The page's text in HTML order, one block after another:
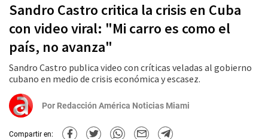
Sandro Castro critica la crisis en Cuba
con video viral: "Mi carro es como el
país, no avanza"
Sandro Castro publica video con críticas veladas al gobierno
cubano en medio de crisis económica y escasez.
Por Redacción América Noticias Miami
Compartir en: